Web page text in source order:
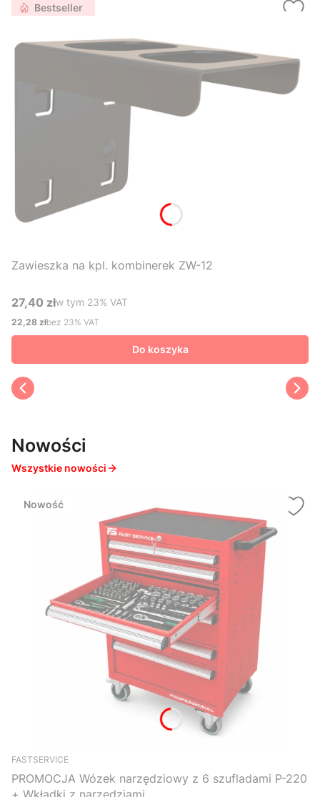
Bestseller
Zawieszka na kpl. kombinerek ZW-12
Cena brutto
27,40 złw tym %s VAT
w tym 23% VAT
Cena netto
22,28 złbez 23% VAT
Do koszyka
Nowości
Wszystkie nowości
Nowość
FASTSERVICE
PROMOCJA Wózek narzędziowy z 6 szufladami P-220